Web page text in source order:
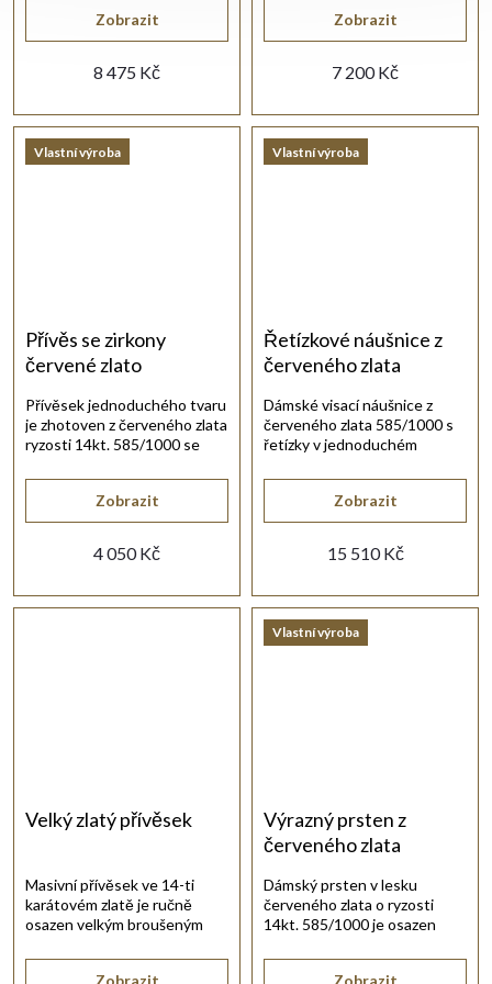
8 475 Kč
Zobrazit
7 200 Kč
Zobrazit
Vlastní výroba
Přívěs se zirkony
červené zlato
4 050 Kč
Zobrazit
Přívěsek jednoduchého tvaru
je zhotoven z červeného zlata
ryzosti 14kt. 585/1000 se
Vlastní výroba
Řetízkové náušnice z
červeného zlata
15 510 Kč
Zobrazit
Dámské visací náušnice z
červeného zlata 585/1000 s
řetízky v jednoduchém
Velký zlatý přívěsek
Zobrazit
Masivní přívěsek ve 14-ti
karátovém zlatě je ručně
osazen velkým broušeným
Vlastní výroba
Výrazný prsten z
červeného zlata
Zobrazit
Dámský prsten v lesku
červeného zlata o ryzosti
14kt. 585/1000 je osazen